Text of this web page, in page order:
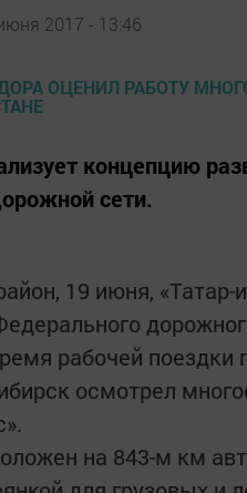
2017 - 13:46
концепцию
сети.
19 июня,
рабочей
осмотрел
на 843-м км